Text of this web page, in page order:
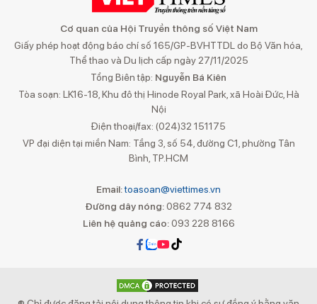
Cơ quan của Hội Truyền thông số Việt Nam
Giấy phép hoạt động báo chí số 165/GP-BVHTTDL do Bộ Văn hóa,
Thể thao và Du lịch cấp ngày 27/11/2025
Tổng Biên tập: Nguyễn Bá Kiên
Tòa soạn: LK16-18, Khu đô thị Hinode Royal Park, xã Hoài Đức, Hà
Nội
Điện thoại/fax: (024)32 151175
VP đại diện tại miền Nam: Tầng 3, số 54, đường C1, phường Tân
Bình, TP.HCM
Email:toasoan@viettimes.vn
Đường dây nóng: 0862 774 832
Liên hệ quảng cáo:093 228 8166